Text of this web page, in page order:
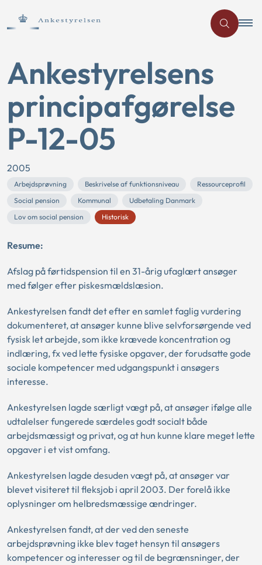
Ankestyrelsens
principafgørelse
P-12-05
2005
Arbejdsprøvning Beskrivelse af funktionsniveau
Ressourceprofil
Social pension
Kommunal
Udbetaling Danmark
Lov om social pension
Historisk
Resume:
Afslag på førtidspension til en 31-årig ufaglært ansøger
med følger efter piskesmældslæsion.
Ankestyrelsen fandt det efter en samlet faglig vurdering
dokumenteret, at ansøger kunne blive selvforsørgende ved
fysisk let arbejde, som ikke krævede koncentration og
indlæring, fx ved lette fysiske opgaver, der forudsatte gode
sociale kompetencer med udgangspunkt i ansøgers
interesse.
Ankestyrelsen lagde særligt vægt på, at ansøger ifølge alle
udtalelser fungerede særdeles godt socialt både
arbejdsmæssigt og privat, og at hun kunne klare meget lette
opgaver i et vist omfang.
Ankestyrelsen lagde desuden vægt på, at ansøger var
blevet visiteret til fleksjob i april 2003. Der forelå ikke
oplysninger om helbredsmæssige ændringer.
Ankestyrelsen fandt, at der ved den seneste
arbejdsprøvning ikke blev taget hensyn til ansøgers
kompetencer og interesser og til de begrænsninger, der